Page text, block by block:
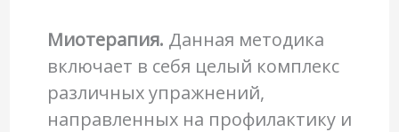
Миотерапия. Данная методика
включает в себя целый комплекс
различных упражнений,
направленных на профилактику и